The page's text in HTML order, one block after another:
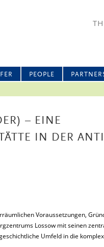
PEOPLE
– EINE
IN DER
Voraussetzungen,
Lossow mit seinen
Umfeld in die